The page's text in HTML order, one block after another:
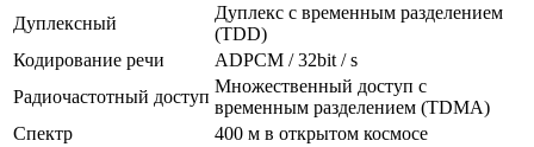
Дуплексный
Дуплекс с временным разделением
(TDD)
Кодирование речи
ADPCM / 32bit / s
Радиочастотный доступ
Множественный доступ с
временным разделением (TDMA)
Спектр
400 м в открытом космосе